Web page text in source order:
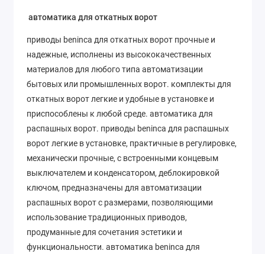
автоматика для откатных ворот
приводы beninca для откатных ворот прочные и
надежные, исполнены из высококачественных
материалов для любого типа автоматизации
бытовых или промышленных ворот. комплекты для
откатных ворот легкие и удобные в установке и
приспособлены к любой среде. автоматика для
распашных ворот. приводы beninca для распашных
ворот легкие в установке, практичные в регулировке,
механически прочные, с встроенными концевым
выключателем и конденсатором, деблокировкой
ключом, предназначены для автоматизации
распашных ворот с размерами, позволяющими
использование традиционных приводов,
продуманные для сочетания эстетики и
функциональности. автоматика beninca для